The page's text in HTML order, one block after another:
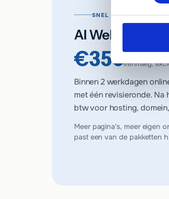
SNEL EN BETAALBAAR
AI Website Start
€350eenmalig,
Binnen 2 werkdagen
met één revisieronde. Na
btw voor hosting,
Meer pagina's, meer eigen
past een van de pakketten